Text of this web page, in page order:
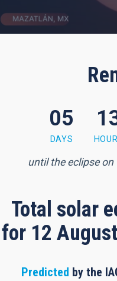
15 seconds
05
DAYS
until the eclipse
Total solar
for 12
Predicted by the